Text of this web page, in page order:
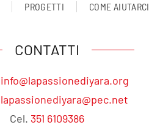
PROGETTI COME AIUTARCI
CONTATTI
info@lapassionediyara.org
lapassionediyara@pec.net
Cel. 351 6109386